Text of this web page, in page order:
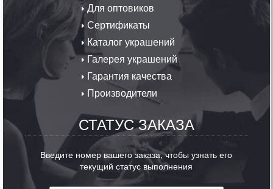
Для оптовиков
Сертификаты
Каталог украшений
Галерея украшений
Гарантия качества
Производители
СТАТУС ЗАКАЗА
Введите номер вашего заказа, чтобы узнать его
текущий статус выполнения